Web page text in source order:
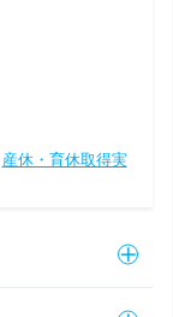
産休・育休取得実